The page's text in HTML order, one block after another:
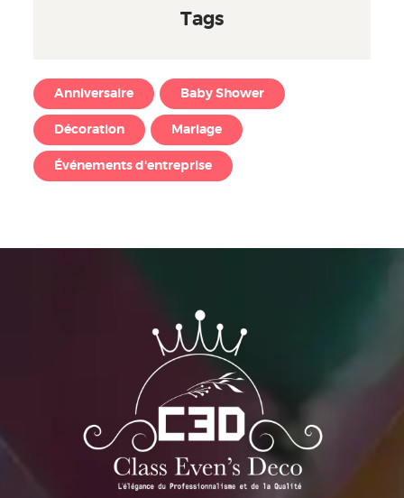
Tags
Anniversaire Baby Shower
Décoration Mariage
Événements d'entreprise